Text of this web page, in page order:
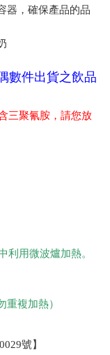
器，確保產品的品
數件出貨之飲品
三聚氰胺，請您放
用微波爐加熱。
重複加熱）
號】